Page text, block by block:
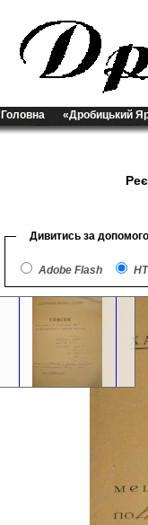
Головна «Дробицький
Дивитись за
Adobe Flash